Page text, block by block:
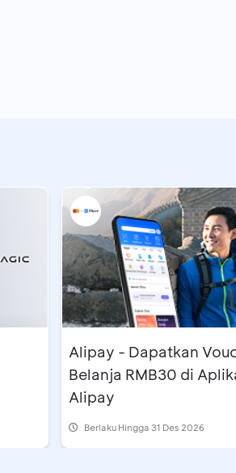
Alipay - Dapatkan
Belanja RMB30 di
Alipay
Berlaku Hingga 31 Des 2026